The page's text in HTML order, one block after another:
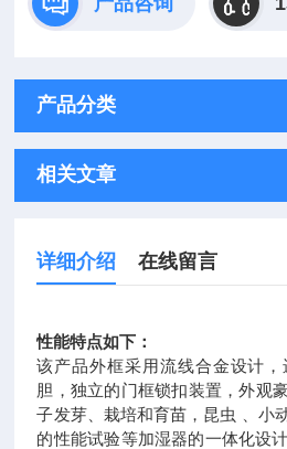
产品分类
相关文章
详细介绍 在线留言
性能特点如下：
该产品外框采用流线合金设计
胆，独立的门框锁扣装置，外观
子发芽、栽培和育苗，昆虫 、小
的性能试验等加湿器的一体化设